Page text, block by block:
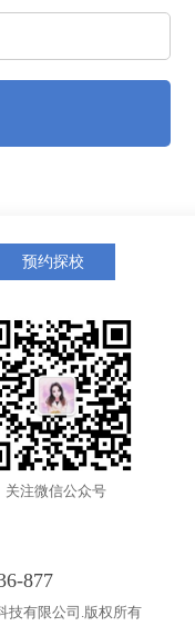
预约探校
关注微信公众号
877
技有限公司.版权所有